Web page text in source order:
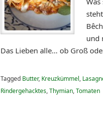
und
Das Lieben alle… ob Groß
Tagged Butter, Kreuzkümmel,
Rindergehacktes,Thymian,Tomaten